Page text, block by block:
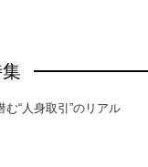
“人身取引”のリアル